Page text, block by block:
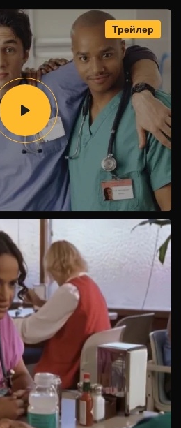
с ролью заботливого отца
особенно учитывая
смен в клинике.
и главврачом Келсо на
к потасовке, в которой Кокс
последствия ждут двух
это влияет на самооценку
ощущать себя
сделать радикальные
вплоть до изменения своего
сезон сериала "Клиника"
и комично рассказывать о
медиков.
Трейлер